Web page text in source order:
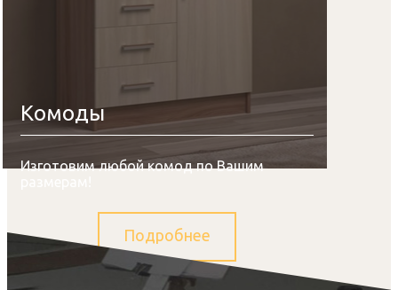
Комоды
Изготовим любой комод по Вашим
Подробнее